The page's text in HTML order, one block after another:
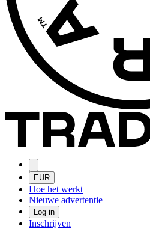
EUR
Hoe het werkt
Nieuwe advertentie
Log in
Inschrijven